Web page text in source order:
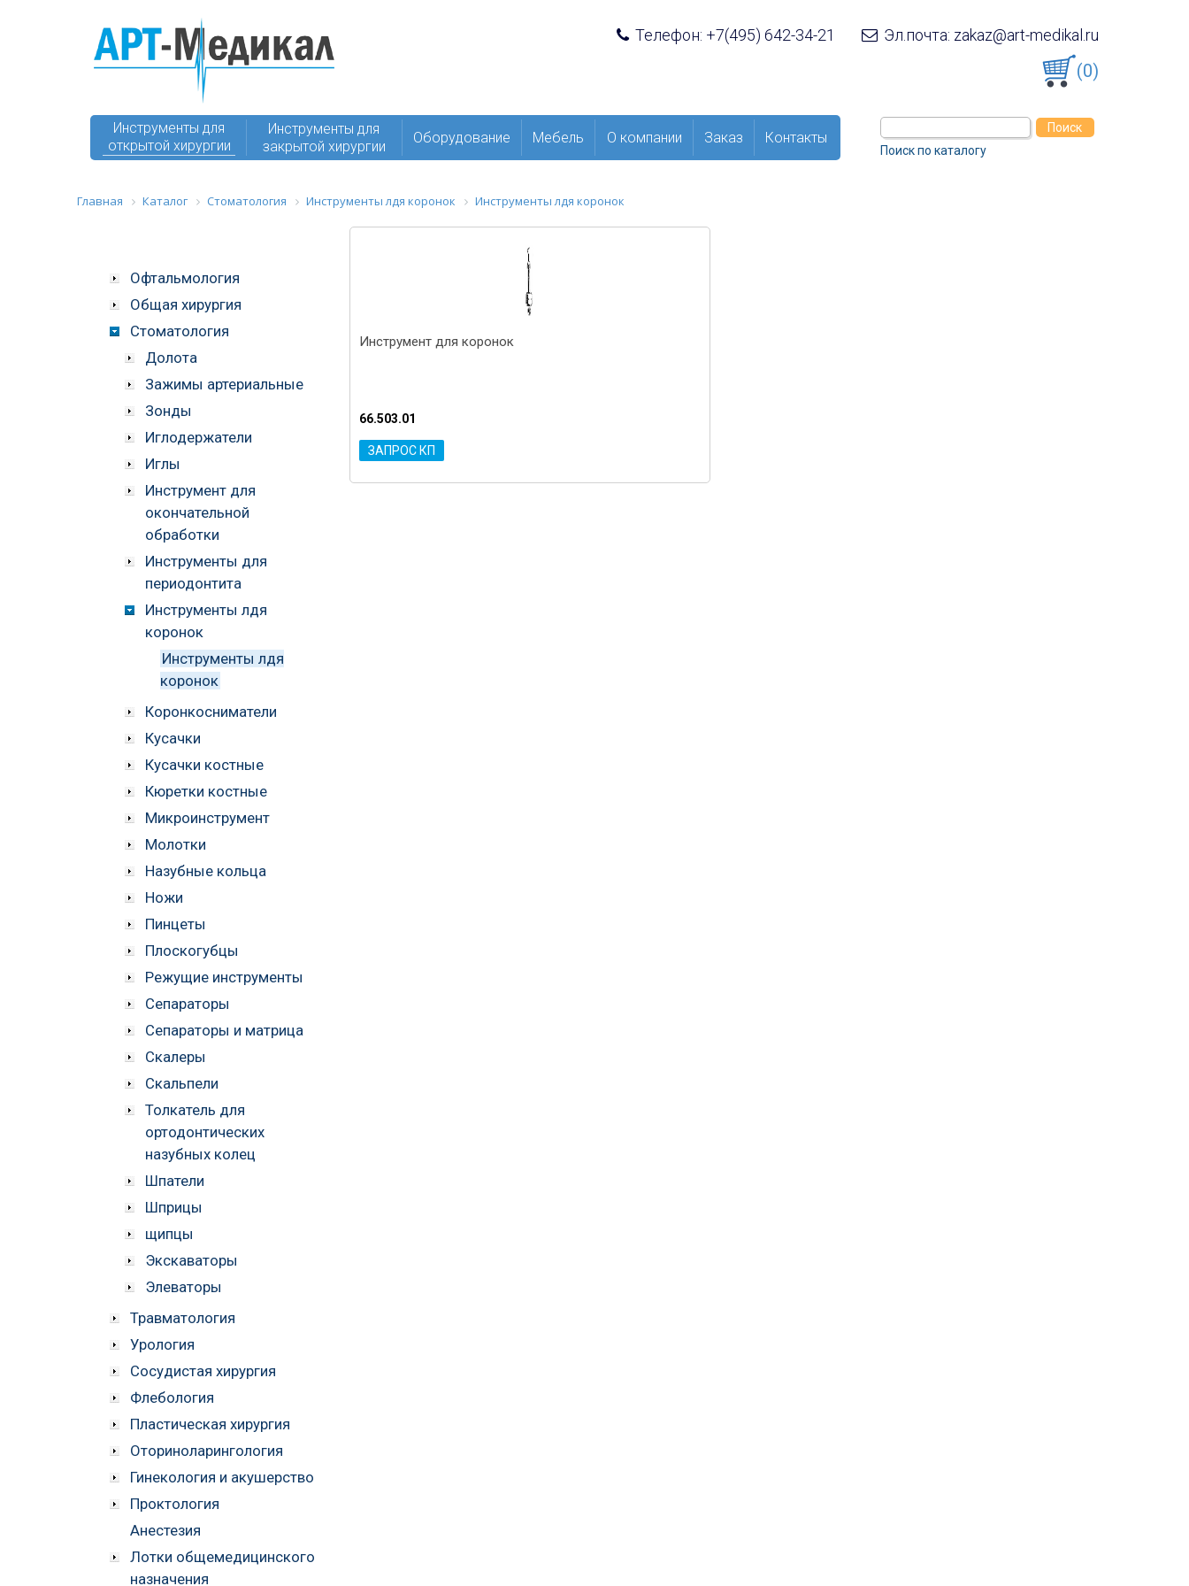
Телефон: +7(495) 642-34-21 Эл.почта: zakaz@art-medikal.ru
(0)
Инструменты для
открытой хирургии
Инструменты для
закрытой хирургии
Оборудование Мебель О компании Заказ Контакты
Поиск по каталогу
Главная Каталог Стоматология Инструменты лдя коронок Инструменты лдя коронок
Офтальмология
Общая хирургия
Стоматология
Долота
Зажимы артериальные
Зонды
Иглодержатели
Иглы
Инструмент для
окончательной
обработки
Инструменты для
периодонтита
Инструменты лдя
коронок
Инструменты лдя
коронок
Коронкосниматели
Кусачки
Кусачки костные
Кюретки костные
Микроинструмент
Молотки
Назубные кольца
Ножи
Пинцеты
Плоскогубцы
Режущие инструменты
Сепараторы
Сепараторы и матрица
Скалеры
Скальпели
Толкатель для
ортодонтических
назубных колец
Шпатели
Шприцы
щипцы
Экскаваторы
Элеваторы
Травматология
Урология
Сосудистая хирургия
Флебология
Пластическая хирургия
Оториноларингология
Гинекология и акушерство
Проктология
Анестезия
Лотки общемедицинского
назначения
Инструмент для коронок
66.503.01
ЗАПРОС КП